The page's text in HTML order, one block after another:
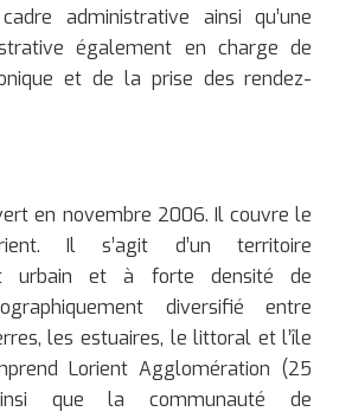
administrative ainsi qu’une
également en charge de
et de la prise des rendez-
en novembre 2006. Il couvre le
Il s’agit d’un territoire
urbain et à forte densité de
diversifié entre
les estuaires, le littoral et l’île
Lorient Agglomération (25
que la communauté de